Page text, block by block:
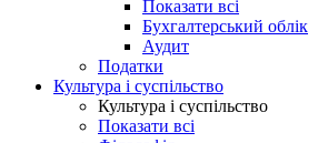
Показати всі
Бухгалтерський облік
Аудит
Податки
Культура і суспільство
Культура і суспільство
Показати всі